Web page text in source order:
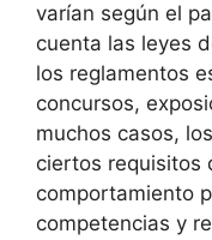
varían según el
cuenta las leyes
los reglamentos
concursos,
muchos casos,
ciertos requisitos
comportamiento
competencias y